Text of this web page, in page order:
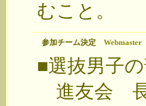
むこと。
参加チーム決定 Webmaster
■選抜男子
進友会